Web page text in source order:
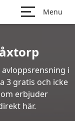
Menu
i
3 gratis och icke
erbjuder
här.